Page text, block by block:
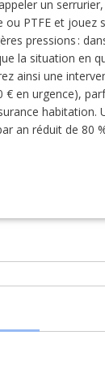
un
ou PTFE et jouez
pressions :
la situation en
ainsi une
€ en urgence),
habitation.
an réduit de 80